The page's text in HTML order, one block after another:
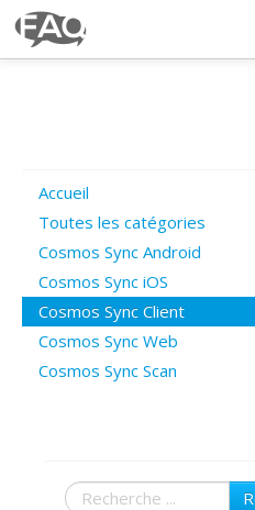
Poser une question
Questions ouvertes
Connexion
Accueil
Toutes les catégories
Cosmos Sync Android
Cosmos Sync iOS
Cosmos Sync Client
Cosmos Sync Web
Cosmos Sync Scan